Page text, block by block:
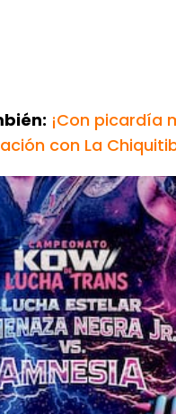
¡Con picardía
con La